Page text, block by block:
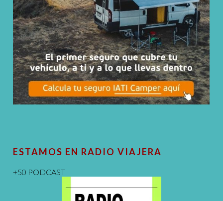
ESTAMOS EN RADIO VIAJERA
+50 PODCAST